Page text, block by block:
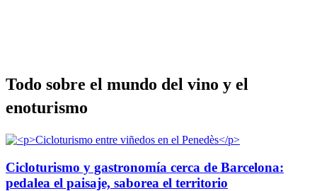
Todo sobre el mundo del vino y el
enoturismo
Cicloturismo y gastronomía cerca de Barcelona:
pedalea el paisaje, saborea el territorio